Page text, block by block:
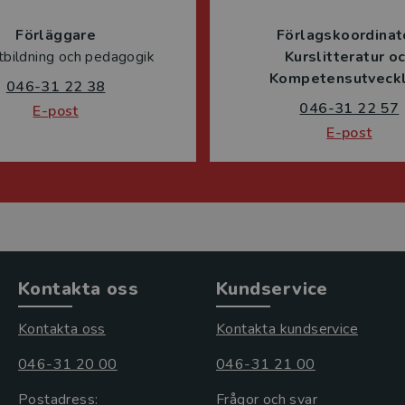
Förläggare
och pedagogik
046-31 22 38
E-post
Kurslitteratur
046-31 22 57
E-post
Kontakta oss
Kontakta oss
046-31 20 00
Postadress:
Kundservice
Kontakta kundservice
046-31 21 00
Frågor och svar